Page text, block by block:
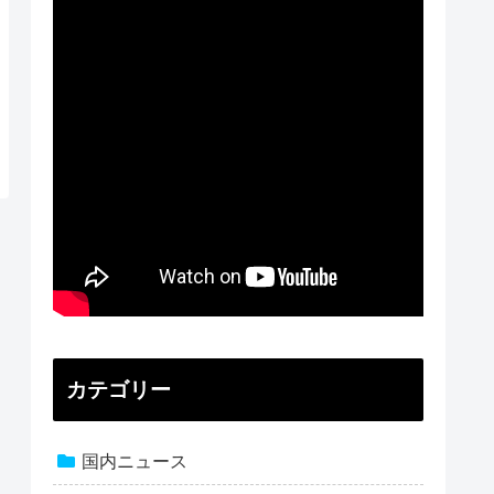
カテゴリー
国内ニュース